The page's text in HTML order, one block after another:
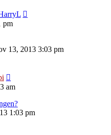
pm
13, 2013 3:03 pm
am
1:03 pm